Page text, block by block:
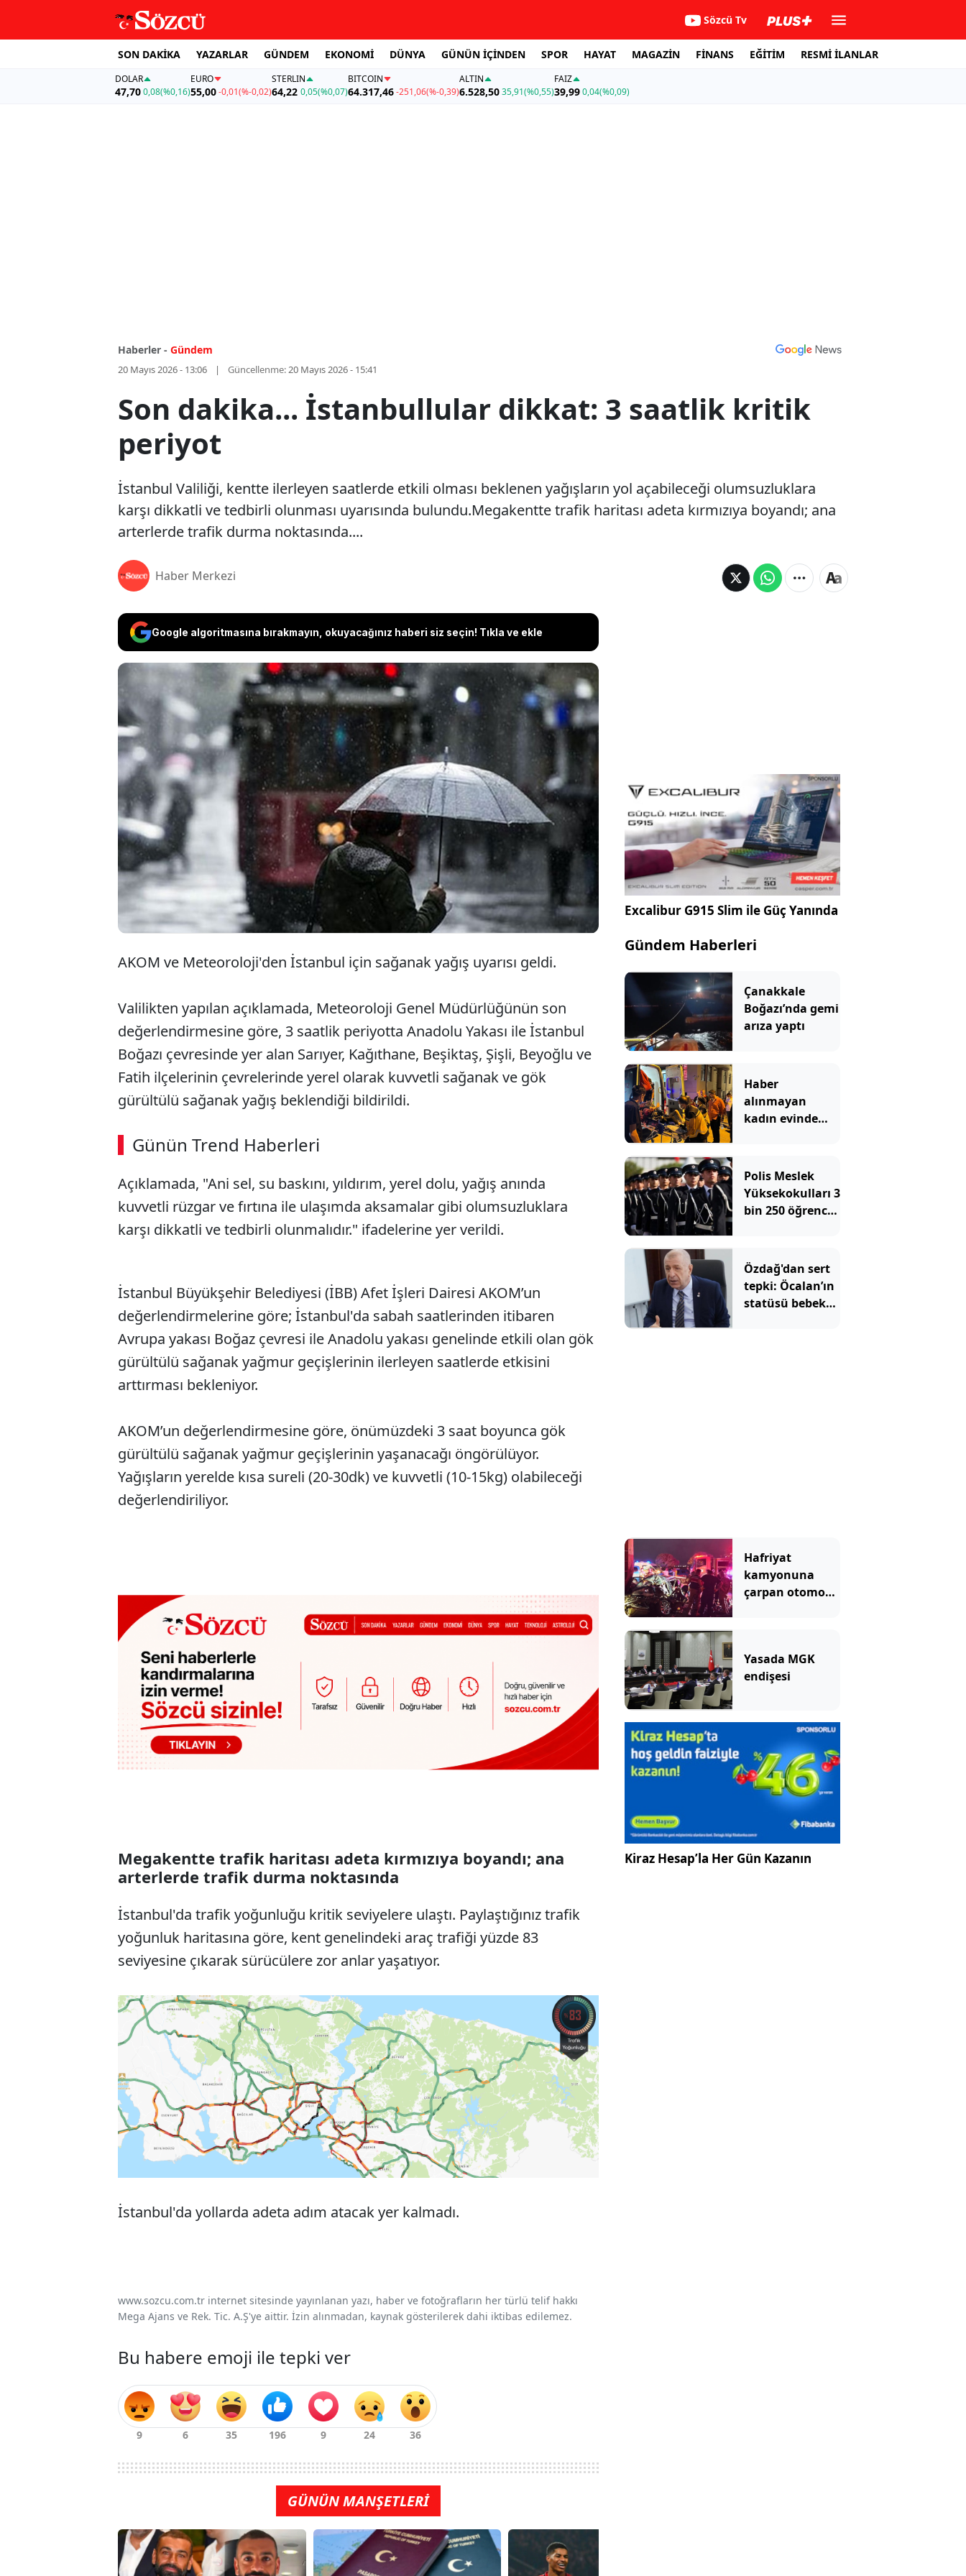
Sözcü Tv
SON DAKİKA YAZARLAR GÜNDEM EKONOMİ DÜNYA GÜNÜN İÇİNDEN SPOR HAYAT MAGAZİN FİNANS EĞİTİM RESMİ İLANLAR
DOLAR
47,700,08(%0,16)
EURO
55,00 -0,01(%-0,02)
STERLIN
64,22 0,05(%0,07)
BITCOIN
64.317,46-251,06(%-0,39)
ALTIN
6.528,5035,91(%0,55)
FAİZ
39,990,04(%0,09)
Haberler - Gündem
20 Mayıs 2026 - 13:06 Güncellenme:20 Mayıs 2026 - 15:41
Son dakika... İstanbullular dikkat: 3 saatlik kritik
periyot
İstanbul Valiliği, kentte ilerleyen saatlerde etkili olması beklenen yağışların yol açabileceği olumsuzluklara
karşı dikkatli ve tedbirli olunması uyarısında bulundu.Megakentte trafik haritası adeta kırmızıya boyandı; ana
arterlerde trafik durma noktasında....
Haber Merkezi
Google algoritmasına bırakmayın, okuyacağınız haberi siz seçin! Tıkla ve ekle
İstanbul Valiliği, kentte ilerleyen saatlerde etkili olması beklenen
yağışların yol açabileceği olumsuzluklara karşı dikkatli ve tedbirli
olunması uyarısında bulundu.Megakentte trafik haritası adeta
kırmızıya boyandı; ana arterlerde trafik durma noktasında....
AKOM ve Meteoroloji'den İstanbul için sağanak yağış uyarısı geldi.
Valilikten yapılan açıklamada, Meteoroloji Genel Müdürlüğünün son
değerlendirmesine göre, 3 saatlik periyotta Anadolu Yakası ile İstanbul
Boğazı çevresinde yer alan Sarıyer, Kağıthane, Beşiktaş, Şişli, Beyoğlu ve
Fatih ilçelerinin çevrelerinde yerel olarak kuvvetli sağanak ve gök
gürültülü sağanak yağış beklendiği bildirildi.
Günün Trend Haberleri
Açıklamada, "Ani sel, su baskını, yıldırım, yerel dolu, yağış anında
kuvvetli rüzgar ve fırtına ile ulaşımda aksamalar gibi olumsuzluklara
karşı dikkatli ve tedbirli olunmalıdır." ifadelerine yer verildi.
İstanbul Büyükşehir Belediyesi (İBB) Afet İşleri Dairesi AKOM’un
değerlendirmelerine göre; İstanbul'da sabah saatlerinden itibaren
Avrupa yakası Boğaz çevresi ile Anadolu yakası genelinde etkili olan gök
gürültülü sağanak yağmur geçişlerinin ilerleyen saatlerde etkisini
arttırması bekleniyor.
AKOM’un değerlendirmesine göre, önümüzdeki 3 saat boyunca gök
gürültülü sağanak yağmur geçişlerinin yaşanacağı öngörülüyor.
Yağışların yerelde kısa sureli (20-30dk) ve kuvvetli (10-15kg) olabileceği
değerlendiriliyor.
Megakentte trafik haritası adeta kırmızıya boyandı; ana
arterlerde trafik durma noktasında
İstanbul'da trafik yoğunluğu kritik seviyelere ulaştı. Paylaştığınız trafik
yoğunluk haritasına göre, kent genelindeki araç trafiği yüzde 83
seviyesine çıkarak sürücülere zor anlar yaşatıyor.
İstanbul'da yollarda adeta adım atacak yer kalmadı.
www.sozcu.com.tr internet sitesinde yayınlanan yazı, haber ve fotoğrafların her türlü telif hakkı
Mega Ajans ve Rek. Tic. A.Ş'ye aittir. İzin alınmadan, kaynak gösterilerek dahi iktibas edilemez.
Bu habere emoji ile tepki ver
GÜNÜN MANŞETLERİ
Excalibur G915 Slim ile Güç Yanında
Gündem Haberleri
Çanakkale
Boğazı’nda gemi
arıza yaptı
Haber
alınmayan
kadın evinde
bulundu
Polis Meslek
Yüksekokulları 3
bin 250 öğrenci
Özdağ'dan sert
tepki: Öcalan’ın
statüsü bebek
Hafriyat
kamyonuna
çarpan otomobil
Yasada MGK
endişesi
Kiraz Hesap’la Her Gün Kazanın